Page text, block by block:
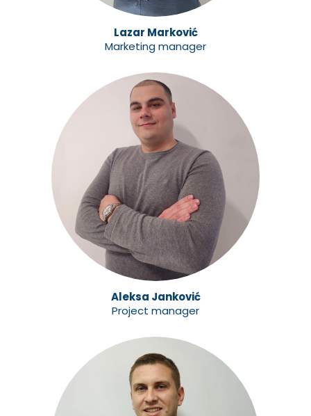
Lazar Marković
Marketing manager
Aleksa Janković
Project manager